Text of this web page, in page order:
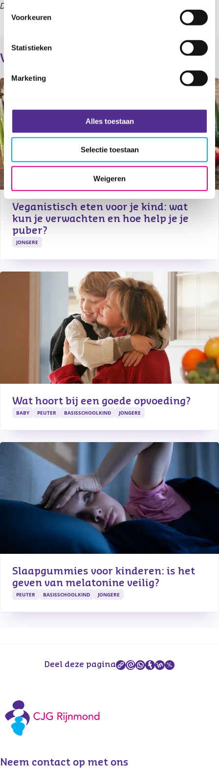
Voorkeuren
Statistieken
Marketing
Alles toestaan
Selectie toestaan
Weigeren
Deze informatie is afkomstig uit de
Verder lezen
Veganistisch eten voor je kind: wat
kun je verwachten en hoe help je je
puber?
JONGERE
Wat hoort bij een goede opvoeding?
BABY PEUTER BASISSCHOOLKIND JONGERE
Slaapgummies voor kinderen: is het
geven van melatonine veilig?
PEUTER BASISSCHOOLKIND JONGERE
Deel deze pagina
Neem contact op met ons